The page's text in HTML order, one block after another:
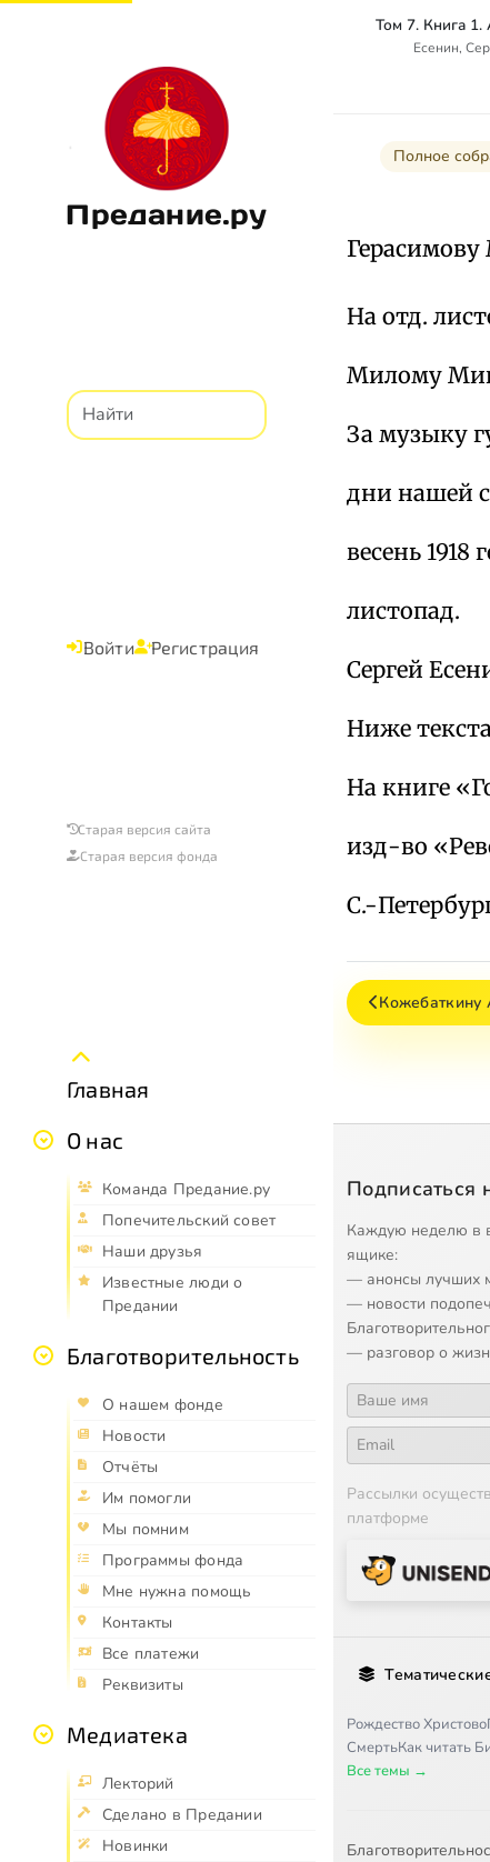
Предание.ру
Войти Регистрация
Старая версия сайта
Старая версия фонда
Главная
О нас
Команда Предание.ру
Попечительский совет
Наши друзья
Известные люди о
Предании
Благотворительность
О нашем фонде
Новости
Отчёты
Им помогли
Мы помним
Программы фонда
Мне нужна помощь
Контакты
Все платежи
Реквизиты
Медиатека
Лекторий
Сделано в Предании
Новинки
Есенин,
Полное
Герасимову
На отд.
Милому
За музыку
дни нашей
весень 1918
листопад.
Сергей
Ниже
На книге
изд-во
С.-
Кожебаткину
Подписаться
Каждую неделю в
ящике:
— анонсы лучших
— новости
— разговор о
Рассылки
платформе
Рождество Христово
СмертьКак читать
Все темы →